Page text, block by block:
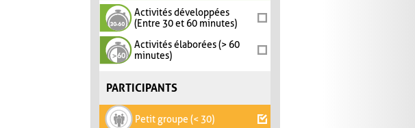
Activités développées
(Entre 30 et 60 minutes)
Activités élaborées (> 60
minutes)
PARTICIPANTS
Petit groupe (< 30)